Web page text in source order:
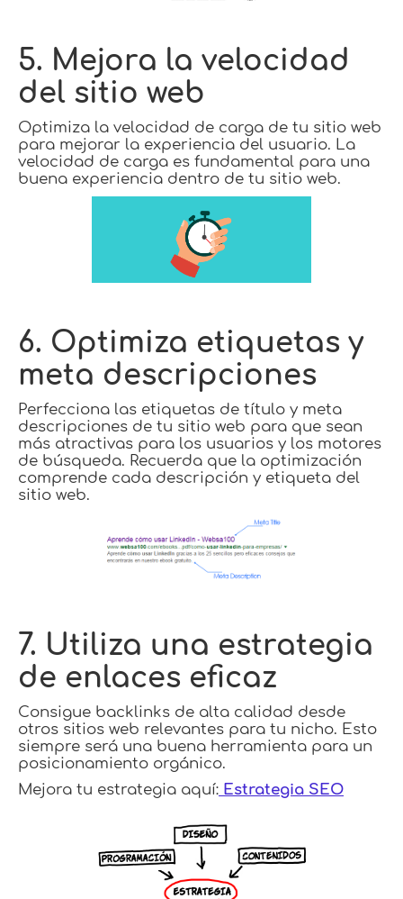
5. Mejora la velocidad
del sitio web
Optimiza la velocidad de carga de tu sitio web
para mejorar la experiencia del usuario. La
velocidad de carga es fundamental para una
buena experiencia dentro de tu sitio web.
6. Optimiza etiquetas y
meta descripciones
Perfecciona las etiquetas de título y meta
descripciones de tu sitio web para que sean
más atractivas para los usuarios y los motores
de búsqueda. Recuerda que la optimización
comprende cada descripción y etiqueta del
sitio web.
7. Utiliza una estrategia
de enlaces eficaz
Consigue backlinks de alta calidad desde
otros sitios web relevantes para tu nicho. Esto
siempre será una buena herramienta para un
posicionamiento orgánico.
Mejora tu estrategia aquí: Estrategia SEO